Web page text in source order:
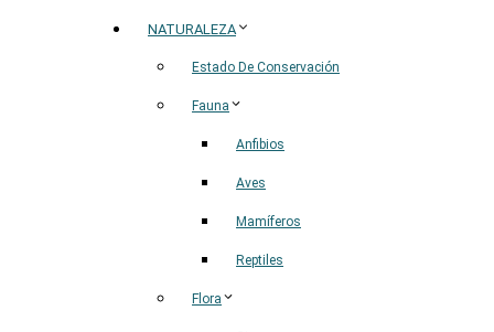
NATURALEZA
Estado De Conservación
Fauna
Anfibios
Aves
Mamíferos
Reptiles
Flora